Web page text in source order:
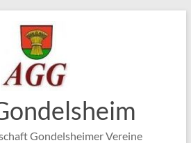
Gondelsheimer Vereine